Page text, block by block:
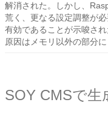
解消された。しかし、
荒く、更なる設定調整が
有効であることが示唆さ
原因はメモリ以外の部分